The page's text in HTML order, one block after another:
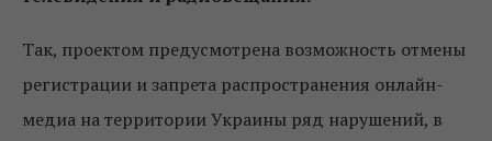
Так, проектом предусмотрена возможность отмены
регистрации и запрета распространения онлайн-
медиа на территории Украины ряд нарушений, в